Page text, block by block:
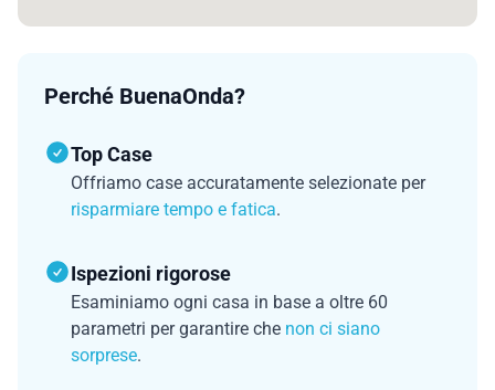
Perché BuenaOnda?
Top Case
Offriamo case accuratamente selezionate per
risparmiare tempo e fatica.
Ispezioni rigorose
Esaminiamo ogni casa in base a oltre 60
parametri per garantire che non ci siano
sorprese.